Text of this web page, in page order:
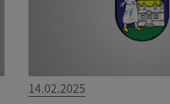
14.02.2025